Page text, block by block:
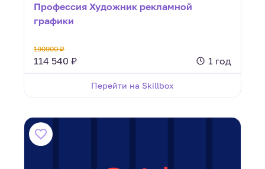
Профессия Художник рекламной
графики
190900 ₽
114 540 ₽ 1 год
Перейти на Skillbox